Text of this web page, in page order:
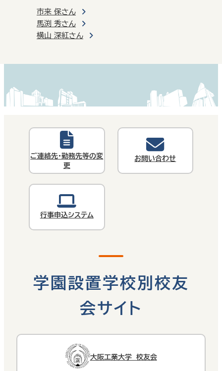
市来 保さん
馬渕 秀さん
横山 深紅さん
ご連絡先・勤務先等の変
更
お問い合わせ
行事申込システム
学園設置学校別校友
会サイト
大阪工業大学 校友会